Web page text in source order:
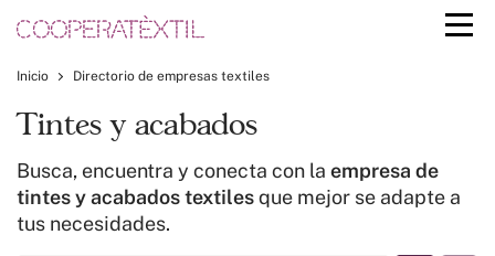
Inicio Directorio de empresas textiles
Tintes y acabados
Busca, encuentra y conecta con la empresa de
tintes y acabados textilesque mejor se adapte a
tus necesidades.